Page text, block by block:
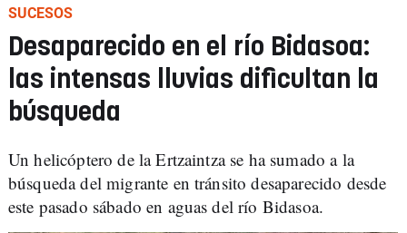
SUCESOS
Desaparecido en el río Bidasoa:
las intensas lluvias dificultan la
búsqueda
Un helicóptero de la Ertzaintza se ha sumado a la
búsqueda del migrante en tránsito desaparecido desde
este pasado sábado en aguas del río Bidasoa.